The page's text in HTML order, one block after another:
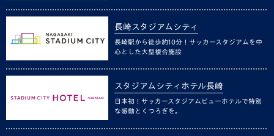
長崎スタジアムシティ
長崎駅から徒歩約10分！サッカースタジアムを中
心とした大型複合施設
スタジアムシティホテル長崎
日本初！サッカースタジアムビューホテルで特別
な感動とくつろぎを。